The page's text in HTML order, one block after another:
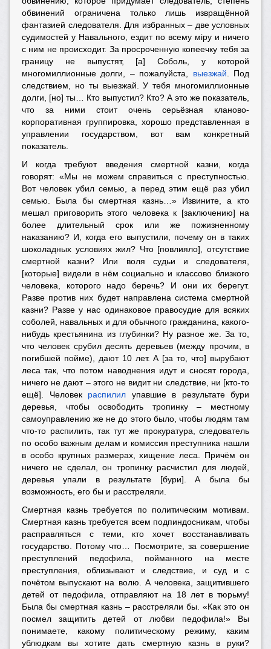
обвинений ограничена только лишь извращённой
фантазией следователя. Для избранных – две условных
судимостей у Навального, ездит по всему мiру и ничего
с ним не происходит. За просроченную копеечку тебя за
границу не выпустят, [а] Соболь, у которой
многомиллионные долги, – пожалуйста, выезжай . Под
следствием, но ты выезжай. У тебя многомиллионные
долги, [но] ты… Кто выпустил? Кто? А это же показатель,
что за ними стоит очень серьёзная кланово-
корпоративная группировка, хорошо представленная в
управлении государством, вот вам конкретный
показатель.
И когда требуют введения смертной казни, когда
говорят: «Мы не можем справиться с преступностью.
Вот человек убил семью, а перед этим ещё раз убил
семью. Была бы смертная казнь…» Извините, а кто
мешал приговорить этого человека к [заключению] на
более длительный срок или же пожизненному
наказанию? И, когда его выпустили, почему он в таких
шоколадных условиях жил? Что [повлияло], отсутствие
смертной казни? Или воля судьи и следователя,
[которые] видели в нём социально и классово близкого
человека, которого надо беречь? И они их берегут.
Разве против них будет направлена система смертной
казни? Разве у нас одинаковое правосудие для всяких
соболей, навальных и для обычного гражданина, какого-
нибудь крестьянина из глубинки? Ну разное же. За то,
что человек срубил десять деревьев (между прочим, в
погибшей пойме), дают 10 лет. А [за то, что] вырубают
леса так, что потом наводнения идут и сносят города,
ничего не дают – этого не видит ни следствие, ни [кто-то
ещё]. Человек распилил упавшие в результате бури
деревья, чтобы освободить тропинку – местному
самоуправлению же не до этого было, чтобы людям там
что-то распилить, так тут же прокуратура, следователь
по особо важным делам и комиссия преступника нашли
в особо крупных размерах, хищение леса. Причём он
ничего не сделал, он тропинку расчистил для людей,
деревья упали в результате [бури]. А была бы
возможность, его бы и расстреляли.
Смертная казнь требуется по политическим мотивам.
Смертная казнь требуется всем подпиндосникам, чтобы
расправляться с теми, кто хочет восстанавливать
государство. Потому что… Посмотрите, за совершение
преступлений педофила, пойманного на месте
преступления, облизывают и следствие, и суд и с
почётом выпускают на волю. А человека, защитившего
детей от педофила, отправляют на 18 лет в тюрьму!
Была бы смертная казнь – расстреляли бы. «Как это он
посмел защитить детей от любви педофила!» Вы
понимаете, какому политическому режиму, каким
ублюдкам вы хотите дать смертную казнь в руки?